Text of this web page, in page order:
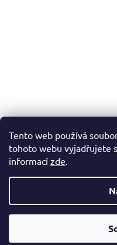
Tento web používá
tohoto webu vyjadřujete
informací zde.